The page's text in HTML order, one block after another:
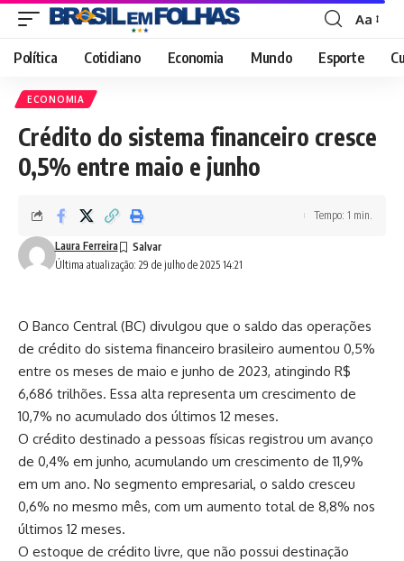
Font
Resizer
Aa
Política Cotidiano Economia Mundo Esporte
ECONOMIA
Crédito do sistema financeiro cresce
0,5% entre maio e junho
Última atualização: 29 de julho de 2025 14:21
Laura Ferreira
Tempo: 1 min.
O Banco Central (BC) divulgou que o saldo das operações
de crédito do sistema financeiro brasileiro aumentou 0,5%
entre os meses de maio e junho de 2023, atingindo R$
6,686 trilhões. Essa alta representa um crescimento de
10,7% no acumulado dos últimos 12 meses.
O crédito destinado a pessoas físicas registrou um avanço
de 0,4% em junho, acumulando um crescimento de 11,9%
em um ano. No segmento empresarial, o saldo cresceu
0,6% no mesmo mês, com um aumento total de 8,8% nos
últimos 12 meses.
O estoque de crédito livre, que não possui destinação